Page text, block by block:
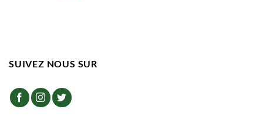
SUIVEZ NOUS SUR